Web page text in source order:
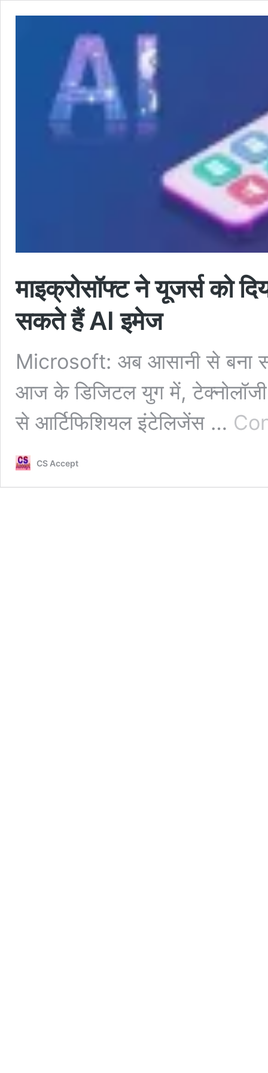
माइक्रोसॉफ्ट ने यूजर्स को
सकते हैं AI इमेज
Microsoft: अब आसानी से बना
आज के डिजिटल युग में, टेक्नोलॉजी
से आर्टिफिशियल इंटेलिजेंस …
CS Accept